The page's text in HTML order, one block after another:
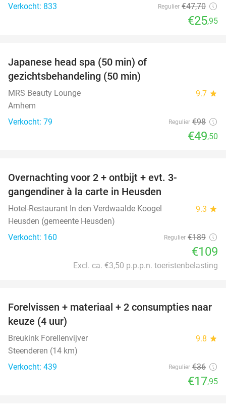
Verkocht: 833 Regulier €47,70
€25,95
Japanese head spa (50 min) of
gezichtsbehandeling (50 min)
MRS Beauty Lounge 9.7 star
Arnhem
Verkocht: 79
Regulier €98
€49,50
Overnachting voor 2 + ontbijt + evt. 3-
gangendiner à la carte in Heusden
Hotel-Restaurant In den Verdwaalde Koogel 9.3 star
Heusden (gemeente Heusden)
Verkocht: 160
Regulier €189
€109
Excl. ca. €3,50 p.p.p.n. toeristenbelasting
50%
Forelvissen + materiaal + 2 consumpties naar
keuze (4 uur)
Breukink Forellenvijver 9.8 star
Steenderen (14 km)
Verkocht: 439
Regulier €36
€17,95